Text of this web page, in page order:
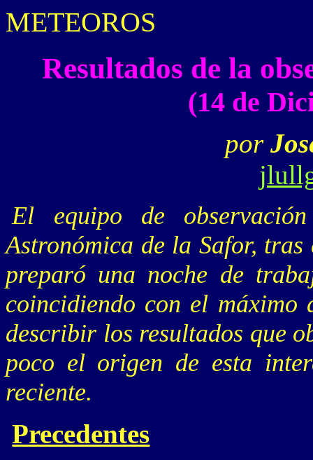
METEOROS
Resultados de la
(14 de
por
El equipo de
Astronómica de la Safor,
preparó una noche de
coincidiendo con el máximo
describir los resultados que
poco el origen de esta
reciente.
Precedentes